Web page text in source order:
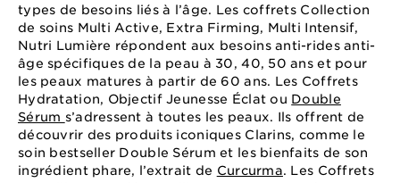
types de besoins liés à l’âge. Les coffrets Collection
de soins Multi Active, Extra Firming, Multi Intensif,
Nutri Lumière répondent aux besoins anti-rides anti-
âge spécifiques de la peau à 30, 40, 50 ans et pour
les peaux matures à partir de 60 ans. Les Coffrets
Hydratation, Objectif Jeunesse Éclat ou Double
Sérum s’adressent à toutes les peaux. Ils offrent de
découvrir des produits iconiques Clarins, comme le
soin bestseller Double Sérum et les bienfaits de son
ingrédient phare, l’extrait de Curcurma. Les Coffrets